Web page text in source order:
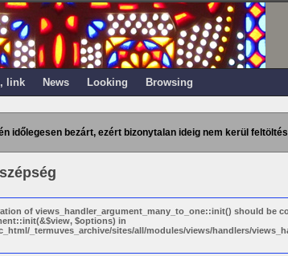
link News Looking Browsing
időlegesen bezárt, ezért bizonytalan ideig nem kerül
of views_handler_argument_many_to_one::init() should be
$options) in
_termuves_archive/sites/all/modules/views/handlers/